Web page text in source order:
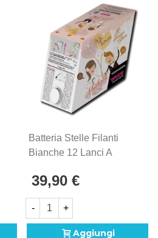
Batteria Stelle Filanti
Bianche 12 Lanci A
39,90 €
- +
Aggiungi